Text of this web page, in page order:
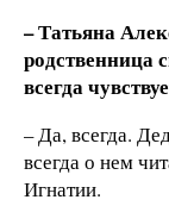
– Татьяна
родственница
всегда
– Да, всегда.
всегда о нем
Игнатии.